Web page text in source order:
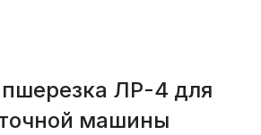
ЛР-4 для
машины